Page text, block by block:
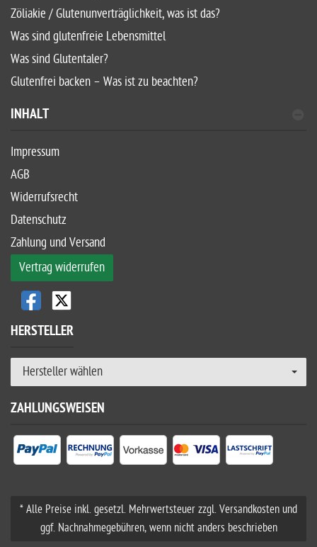
Zöliakie / Glutenunverträglichkeit, was ist das?
Was sind glutenfreie Lebensmittel
Was sind Glutentaler?
Glutenfrei backen – Was ist zu beachten?
INHALT
Impressum
AGB
Widerrufsrecht
Datenschutz
Zahlung und Versand
Vertrag widerrufen
HERSTELLER
Hersteller wählen
ZAHLUNGSWEISEN
* Alle Preise inkl. gesetzl. Mehrwertsteuer zzgl. Versandkosten und
ggf. Nachnahmegebühren, wenn nicht anders beschrieben